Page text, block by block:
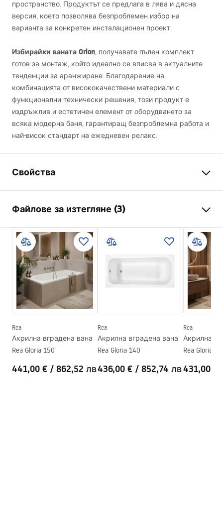
пространство. Продуктът се предлага в лява и дясна
версия, което позволява безпроблемен избор на
варианта за конкретен инсталационен проект.
Избирайки ваната Orion, получавате пълен комплект
готов за монтаж, който идеално се вписва в актуалните
тенденции за аранжиране. Благодарение на
комбинацията от висококачествени материали с
функционални технически решения, този продукт е
издръжлив и естетичен елемент от оборудването за
всяка модерна баня, гарантиращ безпроблемна работа и
най-висок стандарт на ежедневен релакс.
Свойства
Цвят
Бял
Материал
Акрил
Дължина
1595
Ширина
750 mm
Височина
Страна на монтаж
Сифон и тапа включени
Гаранция
Файлове за изтегляне (3)
Информация за безопасност
WARUNKI_BEZPIECZENSTWA_WANNY.pdf
Гаранционни условия
Warranty_Terms_and_Conditions_Bathtubs.pdf
Инструкции за монтаж
Orion_160_170.pdf
Rea
Акрилна вградена вана
Rea Gloria 150
441,00 € / 862,52 лв
Rea
Акрилна вградена вана
Rea Gloria 140
436,00 € / 852,74 лв
Rea
Акрилна
Rea Gloria
431,00 €